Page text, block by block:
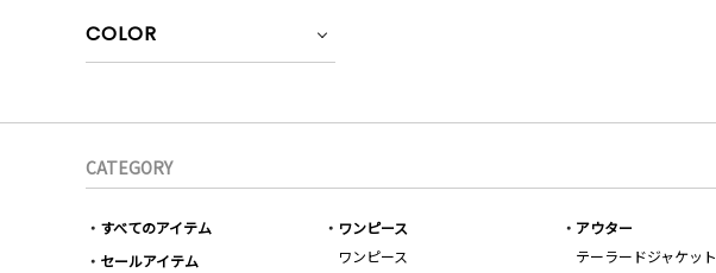
COLOR
CATEGORY
すべてのアイテム
セールアイテム
ワンピース
ワンピース
アウター
テーラードジャケット